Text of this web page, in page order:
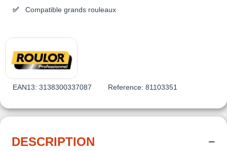
Compatible grands rouleaux
EAN13: 3138300337087 Reference: 81103351
DESCRIPTION